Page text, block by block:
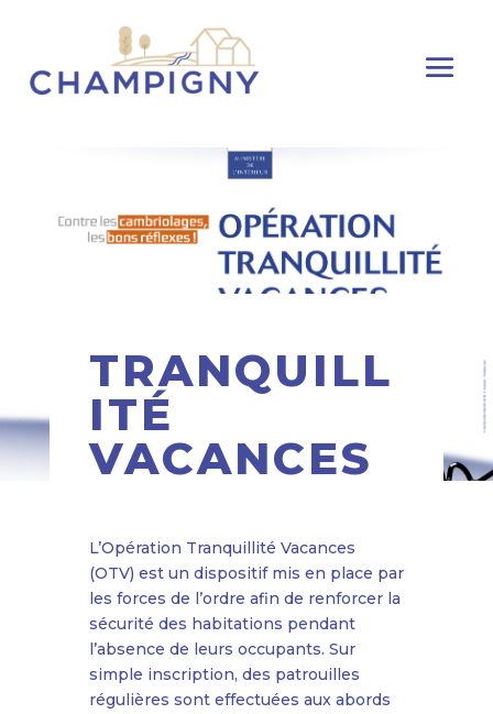
TRANQUILL
ITÉ
VACANCES
L’Opération Tranquillité Vacances
(OTV) est un dispositif mis en place par
les forces de l’ordre afin de renforcer la
sécurité des habitations pendant
l’absence de leurs occupants. Sur
simple inscription, des patrouilles
régulières sont effectuées aux abords